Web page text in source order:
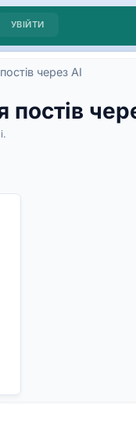
УВІЙТИ
через AI
постів